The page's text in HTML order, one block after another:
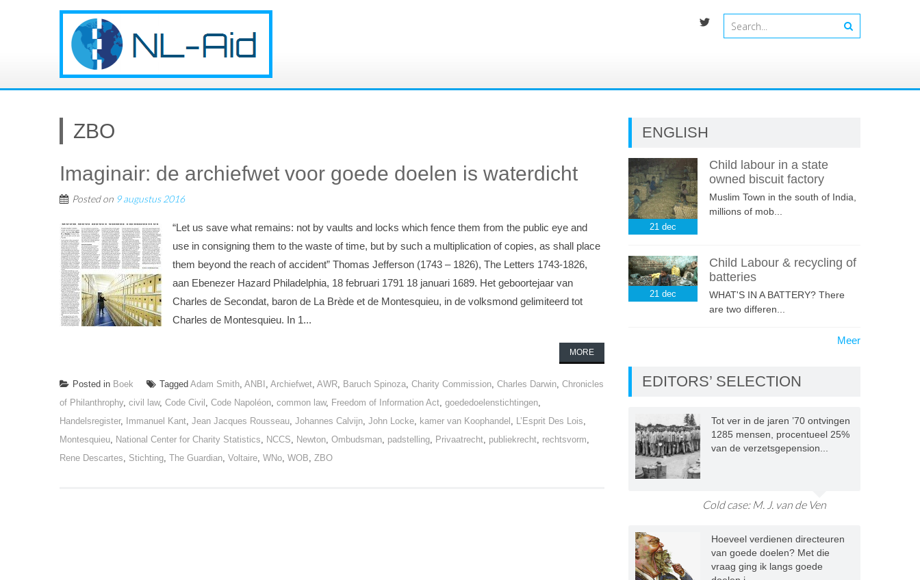
ZBO
Imaginair: de archiefwet voor goede doelen is waterdicht
Posted on 9 augustus 2016
“Let us save what remains: not by vaults and locks which fence them from the public eye and
use in consigning them to the waste of time, but by such a multiplication of copies, as shall place
them beyond the reach of accident” Thomas Jefferson (1743 – 1826), The Letters 1743-1826,
aan Ebenezer Hazard Philadelphia, 18 februari 1791 18 januari 1689. Het geboortejaar van
Charles de Secondat, baron de La Brède et de Montesquieu, in de volksmond gelimiteerd tot
Charles de Montesquieu. In 1...
MORE
Posted in Boek Tagged Adam Smith, ANBI , Archiefwet, AWR, Baruch Spinoza, Charity Commission, Charles Darwin, Chronicles
of Philanthrophy, civil law, Code Civil , Code Napoléon, common law, Freedom of Information Act, goededoelenstichtingen,
Handelsregister, Immanuel Kant, Jean Jacques Rousseau, Johannes Calvijn, John Locke, kamer van Koophandel , L’Esprit Des Lois,
Montesquieu, National Center for Charity Statistics, NCCS, Newton, Ombudsman, padstelling, Privaatrecht, publiekrecht, rechtsvorm,
Rene Descartes, Stichting, The Guardian, Voltaire, WNo, WOB, ZBO
ENGLISH
21 dec
Child labour in a state
owned biscuit factory
Muslim Town in the south of India,
millions of mob...
21 dec
Child Labour & recycling of
batteries
WHAT'S IN A BATTERY? There
are two differen...
Meer
EDITORS’ SELECTION
Tot ver in de jaren ’70 ontvingen
1285 mensen, procentueel 25%
van de verzetsgepension...
Cold case: M. J. van de Ven
Hoeveel verdienen directeuren
van goede doelen? Met die
vraag ging ik langs goede